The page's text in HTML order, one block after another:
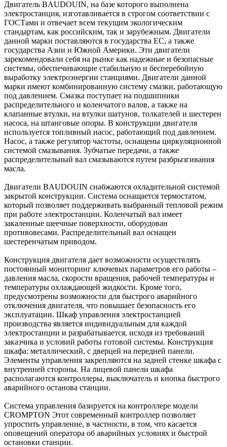
Двигатель BAUDOUIN, на базе которого выполнена
электростанция, изготавливается в строгом соответствии с
ГОСТами и отвечает всем текущим экологическим
стандартам, как российским, так и зарубежным. Двигатели
данной марки поставляются в государства ЕС, а также
государства Азии и Южной Америки. Эти двигатели
зарекомендовали себя на рынке как надежные и безопасные
системы, обеспечивающие стабильную и бесперебойную
выработку электроэнергии станциями. Двигатели данной
марки имеют комбинированную систему смазки, работающую
под давлением. Смазка поступает на подшипники
распределительного и коленчатого валов, а также на
клапанные втулки, на втулки шатунов, толкателей и шестерен
насоса, на штанговые опоры. В конструкции двигателя
используется топливный насос, работающий под давлением.
Насос, а также регулятор частоты, оснащены циркуляционной
системой смазывания. Зубчатые передачи, а также
распределительный вал смазываются путем разбрызгивания
масла.
Двигатели BAUDOUIN снабжаются охладительной системой
закрытой конструкции. Система оснащается термостатом,
который позволяет поддерживать выбранный тепловой режим
при работе электростанции. Коленчатый вал имеет
закаленные шеечные поверхности, оборудован
противовесами. Распределительный вал оснащен
шестеренчатым приводом.
Конструкция двигателя дает возможности осуществлять
постоянный мониторинг ключевых параметров его работы –
давления масла, скорости вращения, рабочей температуры и
температуры охлаждающей жидкости. Кроме того,
предусмотрены возможности для быстрого аварийного
отключения двигателя, что повышает безопасность его
эксплуатации. Шкаф управления электростанцией
производства является индивидуальным для каждой
электростанции и разрабатывается, исходя из требований
заказчика и условий работы готовой системы. Конструкция
шкафа: металлический, с дверцей на передней панели.
Элементы управления закрепляются на задней стенке шкафа с
внутренней стороны. На лицевой панели шкафа
располагаются контроллеры, выключатель и кнопка быстрого
аварийного останова станции.
Система управления базируется на контроллере модели
CROMPTON Этот современный контроллер позволяет
упростить управление, в частности, в том, что касается
оповещений оператора об аварийных условиях и быстрой
остановки станции.